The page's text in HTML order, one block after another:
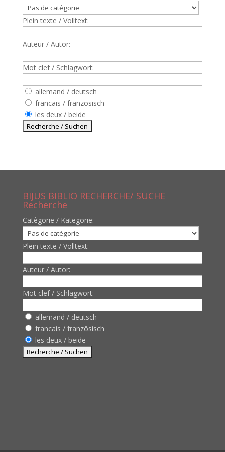
Plein texte / Volltext:
Auteur / Autor:
Mot clef / Schlagwort:
allemand / deutsch
francais / französisch
les deux / beide
BIJUS BIBLIO RECHERCHE/ SUCHE
Recherche
Catègorie / Kategorie:
Plein texte / Volltext:
Auteur / Autor:
Mot clef / Schlagwort:
allemand / deutsch
francais / französisch
les deux / beide